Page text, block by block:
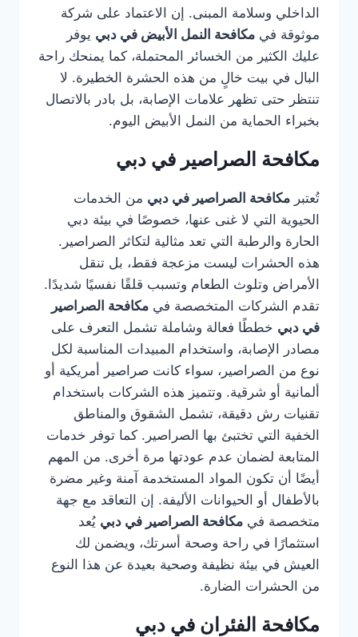
الداخلي وسلامة المبنى. إن الاعتماد على شركة
موثوقة في مكافحة النمل الأبيض في دبي يوفر
عليك الكثير من الخسائر المحتملة، كما يمنحك راحة
البال في بيت خالٍ من هذه الحشرة الخطيرة. لا
تنتظر حتى تظهر علامات الإصابة، بل بادر بالاتصال
بخبراء الحماية من النمل الأبيض اليوم.
مكافحة الصراصير في دبي
تُعتبر مكافحة الصراصير في دبي من الخدمات
الحيوية التي لا غنى عنها، خصوصًا في بيئة دبي
الحارة والرطبة التي تعد مثالية لتكاثر الصراصير.
هذه الحشرات ليست مزعجة فقط، بل تنقل
الأمراض وتلوث الطعام وتسبب قلقًا نفسيًا شديدًا.
تقدم الشركات المتخصصة في مكافحة الصراصير
في دبي خططًا فعالة وشاملة تشمل التعرف على
مصادر الإصابة، واستخدام المبيدات المناسبة لكل
نوع من الصراصير، سواء كانت صراصير أمريكية أو
ألمانية أو شرقية. وتتميز هذه الشركات باستخدام
تقنيات رش دقيقة، تشمل الشقوق والمناطق
الخفية التي تختبئ بها الصراصير. كما توفر خدمات
المتابعة لضمان عدم عودتها مرة أخرى. من المهم
أيضًا أن تكون المواد المستخدمة آمنة وغير مضرة
بالأطفال أو الحيوانات الأليفة. إن التعاقد مع جهة
متخصصة في مكافحة الصراصير في دبي يُعد
استثمارًا في راحة وصحة أسرتك، ويضمن لك
العيش في بيئة نظيفة وصحية بعيدة عن هذا النوع
من الحشرات الضارة.
مكافحة الفئران في دبي